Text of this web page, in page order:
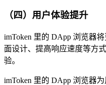
（四）用户体验提升
imToken 里的 DApp 浏览器
面设计、提高响应速度等方
验。
imToken 里的 DApp 浏览器